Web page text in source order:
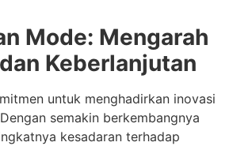
Mode: Mengarah
Keberlanjutan
untuk menghadirkan inovasi
semakin berkembangnya
kesadaran terhadap